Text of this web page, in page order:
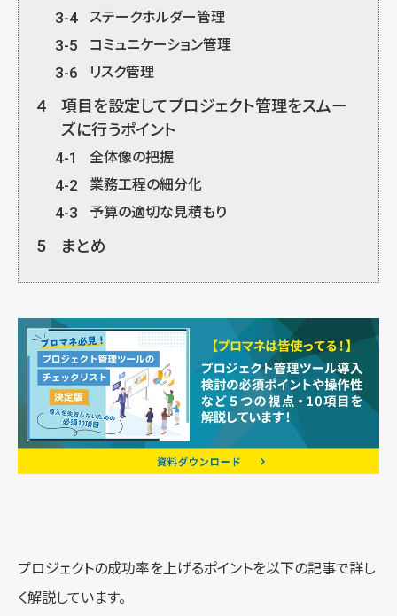
3-4 ステークホルダー管理
3-5 コミュニケーション管理
3-6 リスク管理
4
項目を設定してプロジェクト管理をスムー
ズに行うポイント
4-1 全体像の把握
4-2 業務工程の細分化
4-3 予算の適切な見積もり
5 まとめ
プロジェクトの成功率を上げるポイントを以下の記事で詳し
く解説しています。